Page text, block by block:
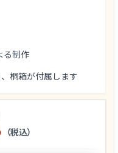
る制作
桐箱が付属します
（税込）